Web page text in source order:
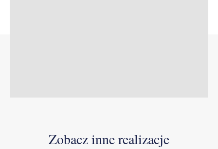
Zobacz inne realizacje